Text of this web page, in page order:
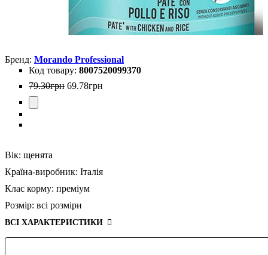
Morando Professional
8007520099370
79.30грн 69.78грн
Вік: щенята
Країна-виробник: Італія
Клас корму: преміум
Розмір: всі розміри
ВСІ ХАРАКТЕРИСТИКИ